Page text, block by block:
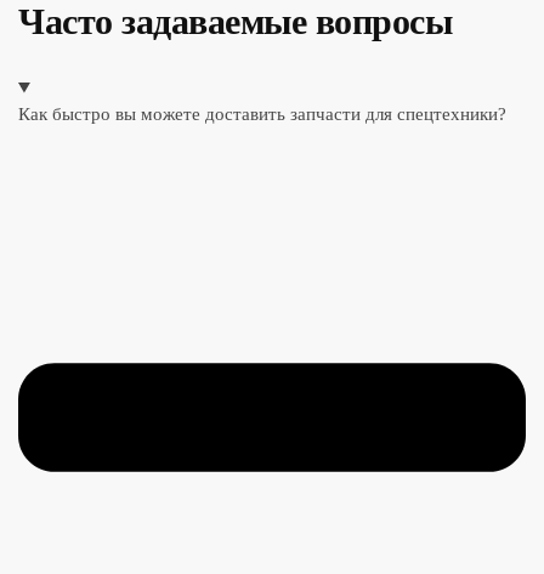
Часто задаваемые вопросы
Как быстро вы можете доставить запчасти для спецтехники?